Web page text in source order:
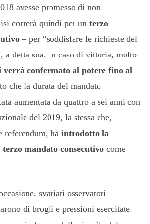
avesse promesso di non
correrà quindi per un terzo
– per “soddisfare le richieste del
a detta sua. In caso di vittoria, molto
verrà confermato al potere fino al
che la durata del mandato
aumentata da quattro a sei anni con
del 2019, la stessa che,
referendum, ha introdotto la
mandato consecutivo come
svariati osservatori
di brogli e pressioni esercitate